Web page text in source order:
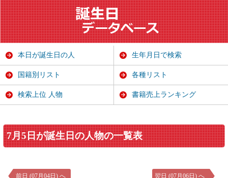
7月5日が誕生日の人物の一覧表
前日 (07月04日) へ 翌日 (07月06日) へ
本日が誕生日の人 生年月日で検索
国籍別リスト 各種リスト
検索上位 人物 書籍売上ランキング